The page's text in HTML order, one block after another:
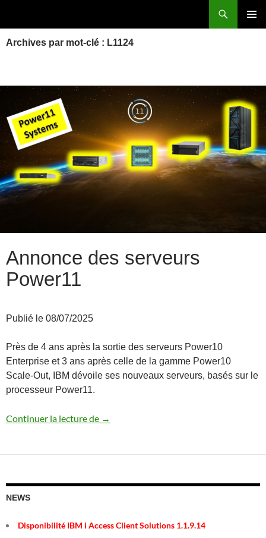
Archives par mot-clé : L1124
Annonce des serveurs
Power11
Publié le 08/07/2025
Près de 4 ans après la sortie des serveurs Power10
Enterprise et 3 ans après celle de la gamme Power10
Scale-Out, IBM dévoile ses nouveaux serveurs, basés sur le
processeur Power11.
Continuer la lecture de Annonce des serveurs Power11
→
NEWS
Disponibilité IBM i Access Client Solutions 1.1.9.14